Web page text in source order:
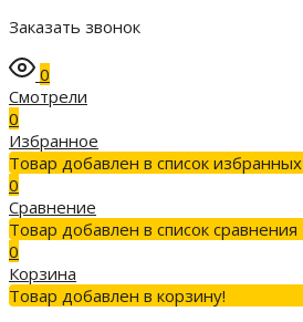
Заказать звонок
0
Смотрели
0
Избранное
Товар добавлен в список избранных
0
Сравнение
Товар добавлен в список сравнения
0
Корзина
Товар добавлен в корзину!